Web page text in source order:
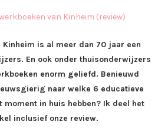
is al meer dan 70 jaar een
En ook onder thuisonderwijzers
enorm geliefd. Benieuwd
naar welke 6 educatieve
in huis hebben? Ik deel het
inclusief onze review.